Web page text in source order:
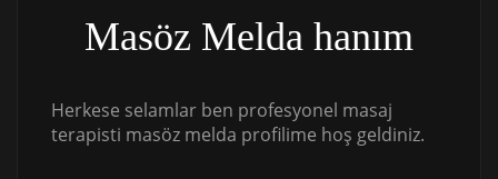
Masöz Melda hanım
Herkese selamlar ben profesyonel masaj
terapisti masöz melda profilime hoş geldiniz.